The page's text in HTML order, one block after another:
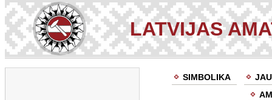
LATVIJAS
SIMBOLIKA